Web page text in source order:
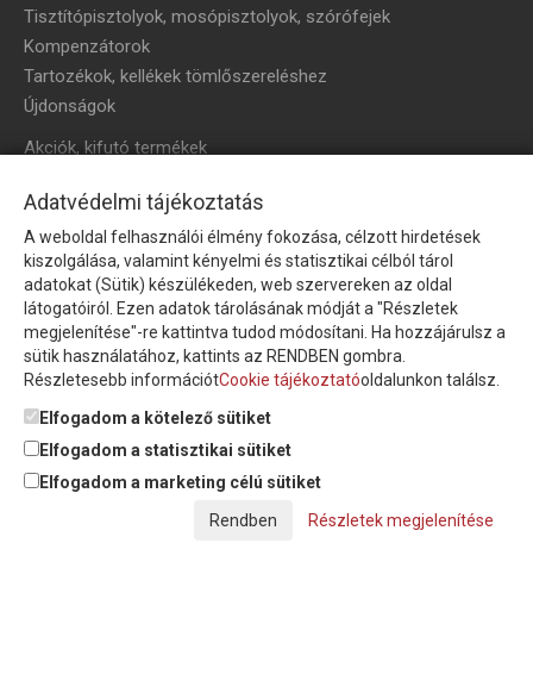
Tisztítópisztolyok, mosópisztolyok, szórófejek
Kompenzátorok
Tartozékok, kellékek tömlőszereléshez
Újdonságok
Akciók, kifutó termékek
HÍRLEVÉL
Íratkozzon fel hírlevelünkre!
Feliratkozom a hírlevélre és nyilatkozom, hogy azadatkezelési
tájékoztatót elolvastam, megismertem és elfogadom.
© Copyright Triász-Tömlő Kft. | Minden jog fenntartva!
Adatvédelmi tájékoztatás
A weboldal felhasználói élmény fokozása, célzott hirdetések
kiszolgálása, valamint kényelmi és statisztikai célból tárol
adatokat (Sütik) készülékeden, web szervereken az oldal
látogatóiról. Ezen adatok tárolásának módját a "Részletek
megjelenítése"-re kattintva tudod módosítani. Ha hozzájárulsz a
sütik használatához, kattints az RENDBEN gombra.
Részletesebb információtCookie tájékoztatóoldalunkon találsz.
Elfogadom a kötelező sütiket
Elfogadom a statisztikai sütiket
Elfogadom a marketing célú sütiket
Részletek megjelenítése